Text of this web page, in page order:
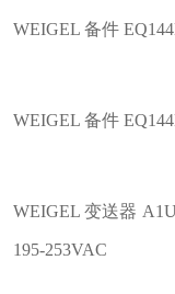
WEIGEL 备件
WEIGEL 备件
WEIGEL 变送器
195-253VAC